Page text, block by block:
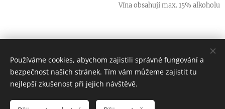
Vína obsahují max. 15% alkoholu
66 LAHVÍ - ta nejlepší vína od malých vinařů z jižní Moravy
Cookies
Používáme cookies, abychom zajistili správné fungování a
bezpečnost našich stránek. Tím vám můžeme zajistit tu
nejlepší zkušenost při jejich návštěvě.